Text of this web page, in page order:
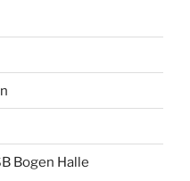
Bogen Halle